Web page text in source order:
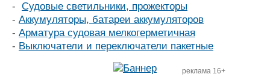
- Судовые светильники, прожекторы
- Аккумуляторы, батареи аккумуляторов
- Арматура судовая мелкогерметичная
- Выключатели и переключатели пакетные
реклама 16+